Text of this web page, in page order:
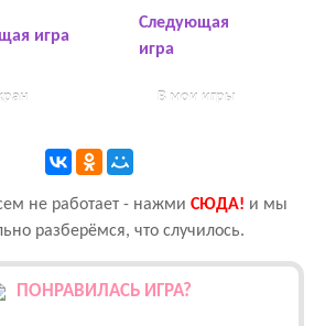
игра
В мои игры
Следующая
игра
не работает - нажми CЮДА! и мы
разберёмся, что случилось.
ПОНРАВИЛАСЬ ИГРА?